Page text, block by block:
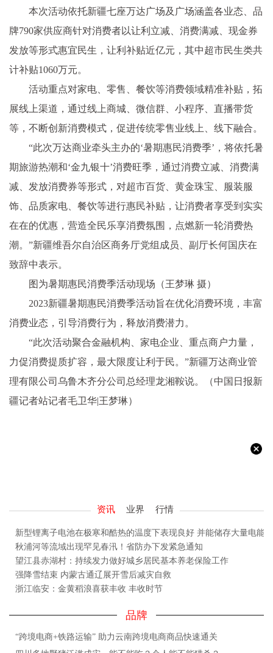
本次活动依托新疆七座万达广场及广场涵盖各业态、品
牌790家供应商针对消费者以让利立减、消费满减、现金券
发放等形式惠宜民生，让利补贴近亿元，其中超市民生类共
计补贴1060万元。
活动重点对家电、零售、餐饮等消费领域精准补贴，拓
展线上渠道，通过线上商城、微信群、小程序、直播带货
等，不断创新消费模式，促进传统零售业线上、线下融合。
“此次万达商业牵头主办的‘暑期惠民消费季’，将依托暑
期旅游热潮和‘金九银十’消费旺季，通过消费立减、消费满
减、发放消费券等形式，对超市百货、黄金珠宝、服装服
饰、品质家电、餐饮等进行惠民补贴，让消费者享受到实实
在在的优惠，营造全民乐享消费氛围，点燃新一轮消费热
潮。”新疆维吾尔自治区商务厅党组成员、副厅长何国庆在
致辞中表示。
图为暑期惠民消费季活动现场（王梦琳 摄）
2023新疆暑期惠民消费季活动旨在优化消费环境，丰富
消费业态，引导消费行为，释放消费潜力。
“此次活动聚合金融机构、家电企业、重点商户力量，
力促消费提质扩容，最大限度让利于民。”新疆万达商业管
理有限公司乌鲁木齐分公司总经理龙湘鞍说。（中国日报新
疆记者站记者毛卫华|王梦琳）
资讯 业界 行情
新型锂离子电池在极寒和酷热的温度下表现良好 并能储存大量电能
秋浦河等流域出现罕见春汛！省防办下发紧急通知
望江县赤湖村：持续发力做好城乡居民基本养老保险工作
强降雪结束 内蒙古通辽展开雪后减灾自救
浙江临安：金黄稻浪喜获丰收 丰收时节
品牌
“跨境电商+铁路运输” 助力云南跨境电商商品快速通关